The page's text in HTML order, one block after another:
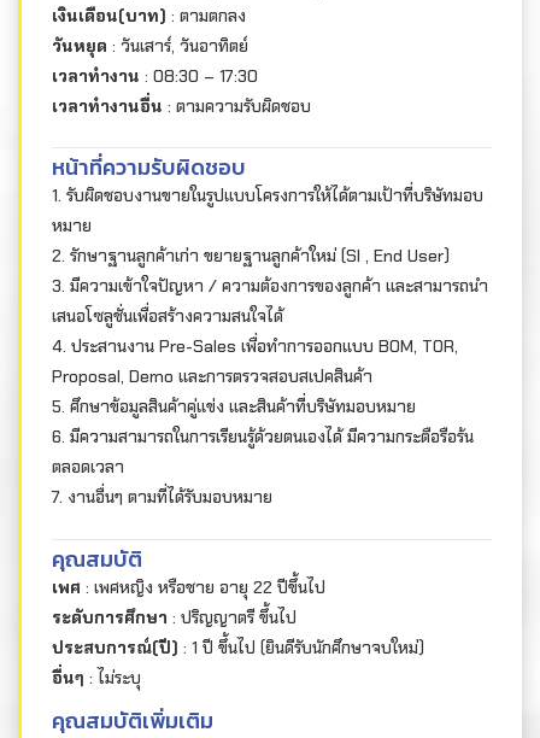
เงินเดือน(บาท) : ตามตกลง
วันหยุด : วันเสาร์, วันอาทิตย์
เวลาทำงาน : 08:30 – 17:30
เวลาทำงานอื่น : ตามความรับผิดชอบ
หน้าที่ความรับผิดชอบ
1. รับผิดชอบงานขายในรูปแบบโครงการให้ได้ตามเป้าที่บริษัทมอบ
หมาย
2. รักษาฐานลูกค้าเก่า ขยายฐานลูกค้าใหม่ (SI , End User)
3. มีความเข้าใจปัญหา / ความต้องการของลูกค้า และสามารถนำ
เสนอโซลูชั่นเพื่อสร้างความสนใจได้
4. ประสานงาน Pre-Sales เพื่อทำการออกแบบ BOM, TOR,
Proposal, Demo และการตรวจสอบสเปคสินค้า
5. ศึกษาข้อมูลสินค้าคู่แข่ง และสินค้าที่บริษัทมอบหมาย
6. มีความสามารถในการเรียนรู้ด้วยตนเองได้ มีความกระตือรือร้น
ตลอดเวลา
7. งานอื่นๆ ตามที่ได้รับมอบหมาย
คุณสมบัติ
เพศ : เพศหญิง หรือชาย อายุ 22 ปีขึ้นไป
ระดับการศึกษา : ปริญญาตรี ขึ้นไป
ประสบการณ์(ปี) : 1 ปี ขึ้นไป (ยินดีรับนักศึกษาจบใหม่)
อื่นๆ : ไม่ระบุ
คุณสมบัติเพิ่มเติม